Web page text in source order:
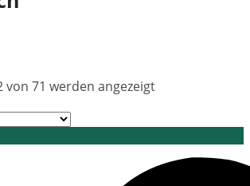
von 71 werden angezeigt